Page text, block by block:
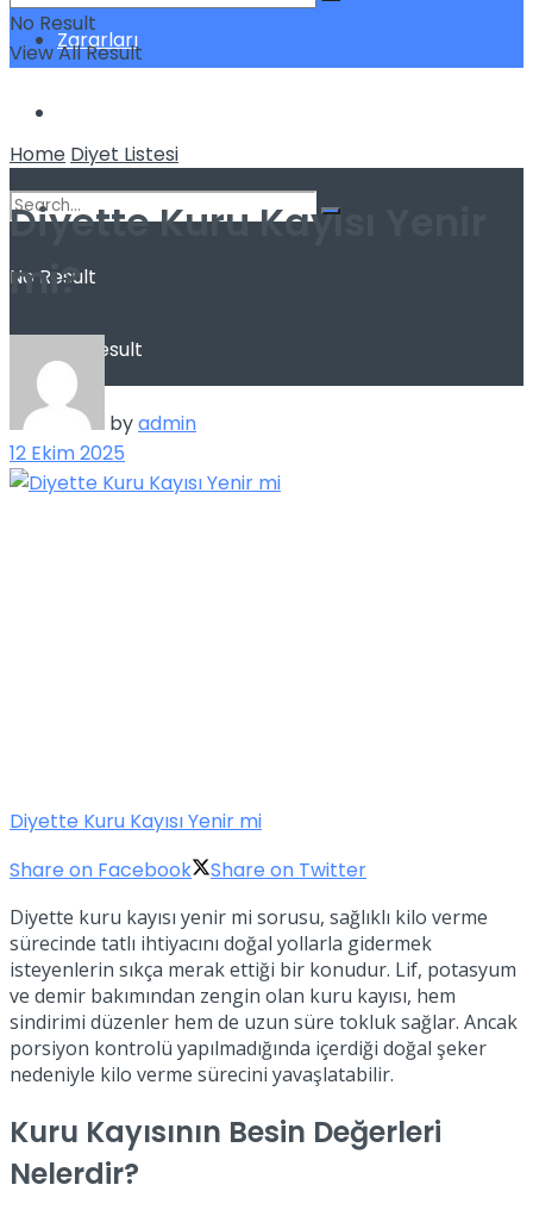
Zararları
No Result
View All Result
No Result
View All Result
Home Diyet Listesi
Diyette Kuru Kayısı Yenir
mi?
byadmin
12 Ekim 2025
Diyette Kuru Kayısı Yenir mi
Share on Facebook
Share on Twitter
Diyette kuru kayısı yenir mi sorusu, sağlıklı kilo verme
sürecinde tatlı ihtiyacını doğal yollarla gidermek
isteyenlerin sıkça merak ettiği bir konudur. Lif, potasyum
ve demir bakımından zengin olan kuru kayısı, hem
sindirimi düzenler hem de uzun süre tokluk sağlar. Ancak
porsiyon kontrolü yapılmadığında içerdiği doğal şeker
nedeniyle kilo verme sürecini yavaşlatabilir.
Kuru Kayısının Besin Değerleri
Nelerdir?